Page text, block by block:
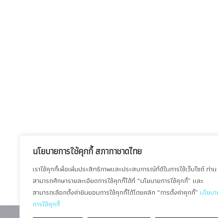
นโยบายการใช้คุกกี้ สภากาชาดไทย
เราใช้คุกกี้เพื่อเพิ่มประสิทธิภาพและประสบการณ์ที่ดีในการใช้เว็บไซต์ ท่าน
สามารถศึกษารายละเอียดการใช้คุกกี้ได้ที่ “นโยบายการใช้คุกกี้” และ
สามารถเลือกตั้งค่ายินยอมการใช้คุกกี้ได้โดยคลิก “การตั้งค่าคุกกี้” นโยบ
การใช้คุกกี้